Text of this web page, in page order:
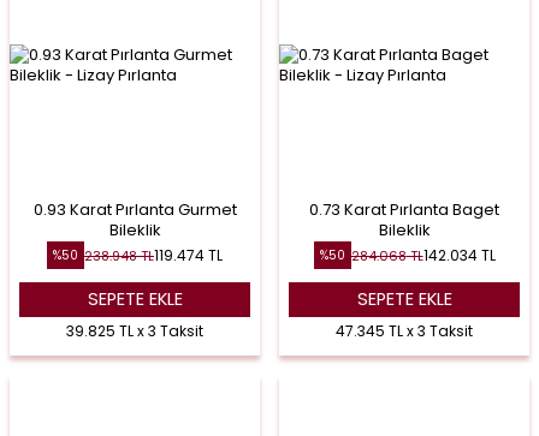
0.93 Karat Pırlanta Gurmet
Bileklik
%50 238.948TL119.474TL
SEPETE EKLE
39.825 TL x 3 Taksit
0.73 Karat Pırlanta Baget
Bileklik
%50 284.068TL142.034TL
SEPETE EKLE
47.345 TL x 3 Taksit